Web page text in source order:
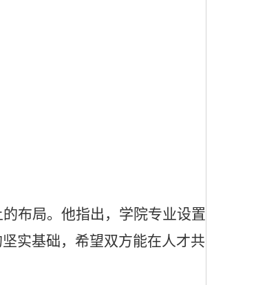
布局。他指出，学院专业设置
实基础，希望双方能在人才共